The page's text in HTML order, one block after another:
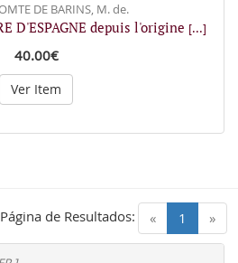
DE BARINS, M. de.
D'ESPAGNE depuis l'origine [...]
40.00€
Ver Item
« 1 (current)
»
Página de Resultados: